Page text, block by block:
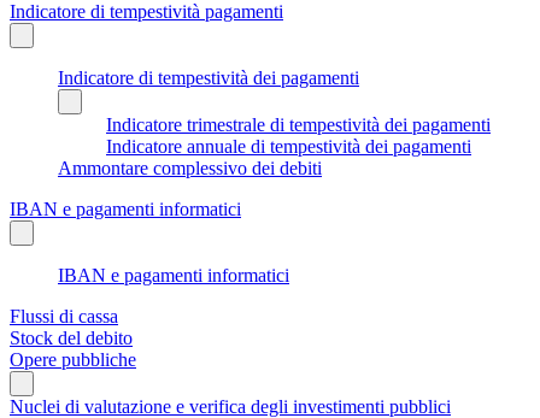
Indicatore di tempestività pagamenti
Indicatore di tempestività dei pagamenti
Indicatore trimestrale di tempestività dei pagamenti
Indicatore annuale di tempestività dei pagamenti
Ammontare complessivo dei debiti
IBAN e pagamenti informatici
IBAN e pagamenti informatici
Flussi di cassa
Stock del debito
Opere pubbliche
Nuclei di valutazione e verifica degli investimenti pubblici